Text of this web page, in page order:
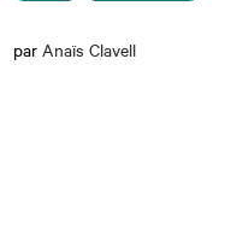
par Anaïs Clavell